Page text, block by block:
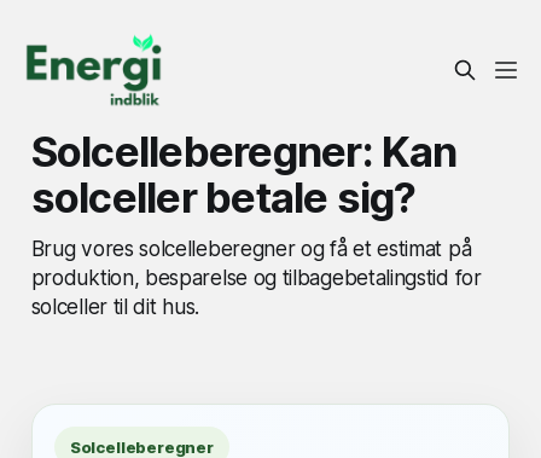
Solcelleberegner: Kan
solceller betale sig?
Brug vores solcelleberegner og få et estimat på
produktion, besparelse og tilbagebetalingstid for
solceller til dit hus.
Solcelleberegner